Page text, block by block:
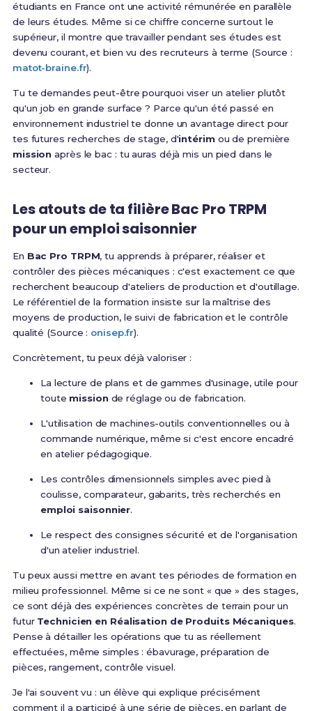
étudiants en France ont une activité rémunérée en parallèle
de leurs études. Même si ce chiffre concerne surtout le
supérieur, il montre que travailler pendant ses études est
devenu courant, et bien vu des recruteurs à terme (Source :
matot-braine.fr).
Tu te demandes peut-être pourquoi viser un atelier plutôt
qu'un job en grande surface ? Parce qu'un été passé en
environnement industriel te donne un avantage direct pour
tes futures recherches de stage, d'intérimou de première
mission après le bac : tu auras déjà mis un pied dans le
secteur.
Les atouts de ta filière Bac Pro TRPM
pour un emploi saisonnier
En Bac Pro TRPM, tu apprends à préparer, réaliser et
contrôler des pièces mécaniques : c'est exactement ce que
recherchent beaucoup d'ateliers de production et d'outillage.
Le référentiel de la formation insiste sur la maîtrise des
moyens de production, le suivi de fabrication et le contrôle
qualité (Source : onisep.fr).
Concrètement, tu peux déjà valoriser :
La lecture de plans et de gammes d'usinage, utile pour
toute missionde réglage ou de fabrication.
L'utilisation de machines-outils conventionnelles ou à
commande numérique, même si c'est encore encadré
en atelier pédagogique.
Les contrôles dimensionnels simples avec pied à
coulisse, comparateur, gabarits, très recherchés en
emploi saisonnier.
Le respect des consignes sécurité et de l'organisation
d'un atelier industriel.
Tu peux aussi mettre en avant tes périodes de formation en
milieu professionnel. Même si ce ne sont « que » des stages,
ce sont déjà des expériences concrètes de terrain pour un
futur Technicien en Réalisation de Produits Mécaniques.
Pense à détailler les opérations que tu as réellement
effectuées, même simples : ébavurage, préparation de
pièces, rangement, contrôle visuel.
Je l'ai souvent vu : un élève qui explique précisément
comment il a participé à une série de pièces, en parlant de